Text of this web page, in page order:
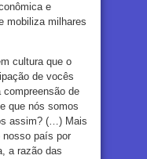
e
mobiliza milhares
cultura que o
de vocês
de
que nós somos
assim? (…) Mais
nosso país por
a razão das